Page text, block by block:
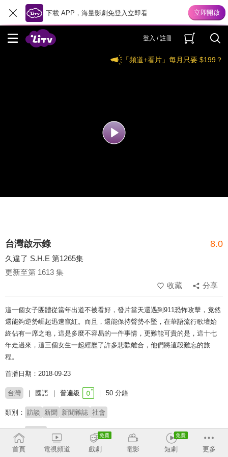
下載 APP，海量影劇免登入立即看
登入 / 註冊
「頻道+看片」每月只要 $199？
台灣啟示錄 8.0
久違了 S.H.E 第1265集
更新至第 1613 集
收藏
分享
這一個女子團體從當年出道不被看好，發片當天還遇到911恐怖攻擊，竟然
還能夠逆勢崛起迅速竄紅。而且，還能保持聲勢不墜，在華語流行歌壇始
終佔有一席之地，這是多麼不容易的一件事情，更難能可貴的是，這十七
年走過來，這三個女生一起經歷了許多悲歡離合，他們將這段難忘的旅
程。
首播日期：2018-09-23
台灣 國語 普遍級 50 分鐘
類別： 訪談 新聞 新聞雜誌 社會
來賓：
主持： 洪培翔
首頁 電視頻道 戲劇 電影 短劇 更多